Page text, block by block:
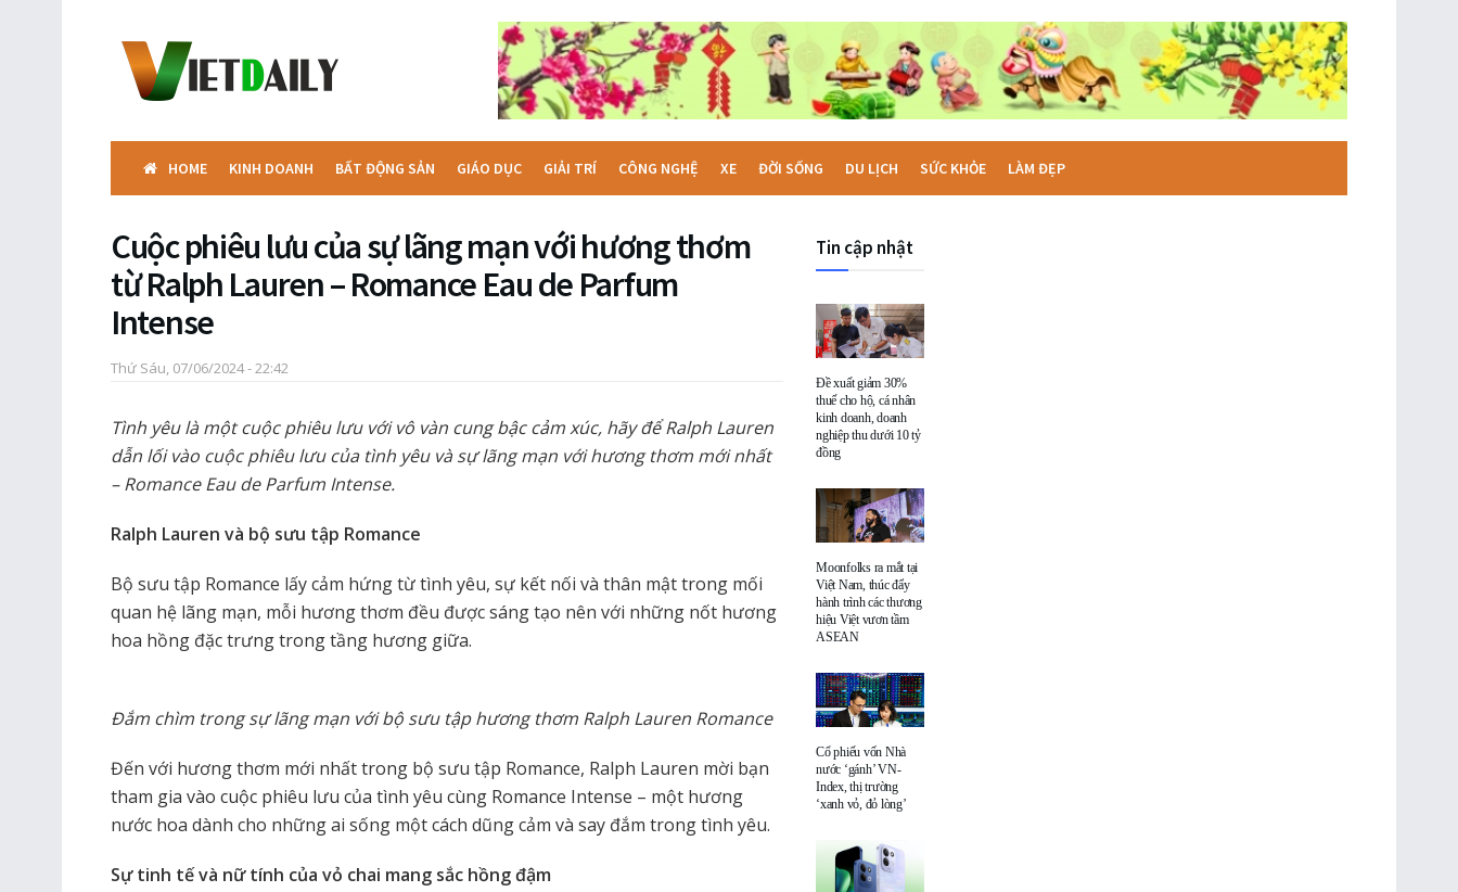
HOME KINH DOANH BẤT ĐỘNG SẢN GIÁO DỤC GIẢI TRÍ CÔNG NGHỆ XE ĐỜI SỐNG DU LỊCH SỨC KHỎE LÀM ĐẸP
Cuộc phiêu lưu của sự lãng mạn với hương thơm
từ Ralph Lauren – Romance Eau de Parfum
Intense
Thứ Sáu, 07/06/2024 - 22:42
Tình yêu là một cuộc phiêu lưu với vô vàn cung bậc cảm xúc, hãy để Ralph Lauren
dẫn lối vào cuộc phiêu lưu của tình yêu và sự lãng mạn với hương thơm mới nhất
– Romance Eau de Parfum Intense.
Ralph Lauren và bộ sưu tập Romance
Bộ sưu tập Romance lấy cảm hứng từ tình yêu, sự kết nối và thân mật trong mối
quan hệ lãng mạn, mỗi hương thơm đều được sáng tạo nên với những nốt hương
hoa hồng đặc trưng trong tầng hương giữa.
Đắm chìm trong sự lãng mạn với bộ sưu tập hương thơm Ralph Lauren Romance
Đến với hương thơm mới nhất trong bộ sưu tập Romance, Ralph Lauren mời bạn
tham gia vào cuộc phiêu lưu của tình yêu cùng Romance Intense – một hương
nước hoa dành cho những ai sống một cách dũng cảm và say đắm trong tình yêu.
Sự tinh tế và nữ tính của vỏ chai mang sắc hồng đậm
Tin cập nhật
Đề xuất giảm 30%
thuế cho hộ, cá nhân
kinh doanh, doanh
nghiệp thu dưới 10 tỷ
đồng
Moonfolks ra mắt tại
Việt Nam, thúc đẩy
hành trình các thương
hiệu Việt vươn tầm
ASEAN
Cổ phiếu vốn Nhà
nước ‘gánh’ VN-
Index, thị trường
‘xanh vỏ, đỏ lòng’